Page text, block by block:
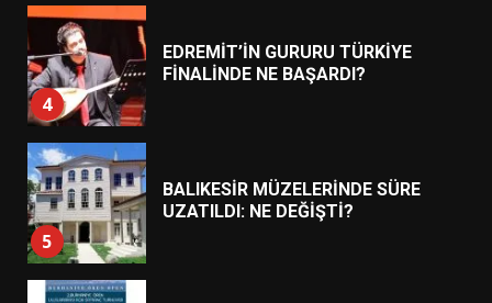
4
EDREMİT’İN GURURU TÜRKİYE
FİNALİNDE NE BAŞARDI?
5
BALIKESİR MÜZELERİNDE SÜRE
UZATILDI: NE DEĞİŞTİ?